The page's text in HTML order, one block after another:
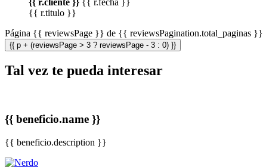
{{ r.titulo }}
Página {{ reviewsPage }} de {{ reviewsPagination.total_paginas }}
{{ p + (reviewsPage > 3 ? reviewsPage - 3 : 0) }}
Tal vez te pueda interesar
{{ beneficio.name }}
{{ beneficio.description }}